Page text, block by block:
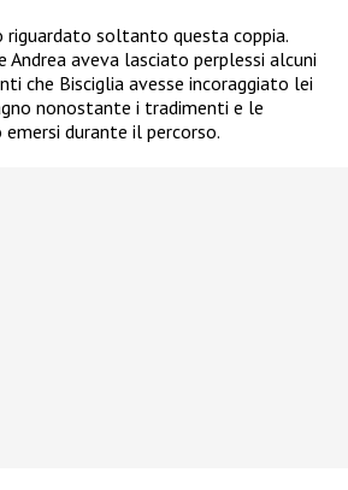
riguardato soltanto questa coppia.
aveva lasciato perplessi alcuni
che Bisciglia avesse incoraggiato lei
nonostante i tradimenti e le
durante il percorso.